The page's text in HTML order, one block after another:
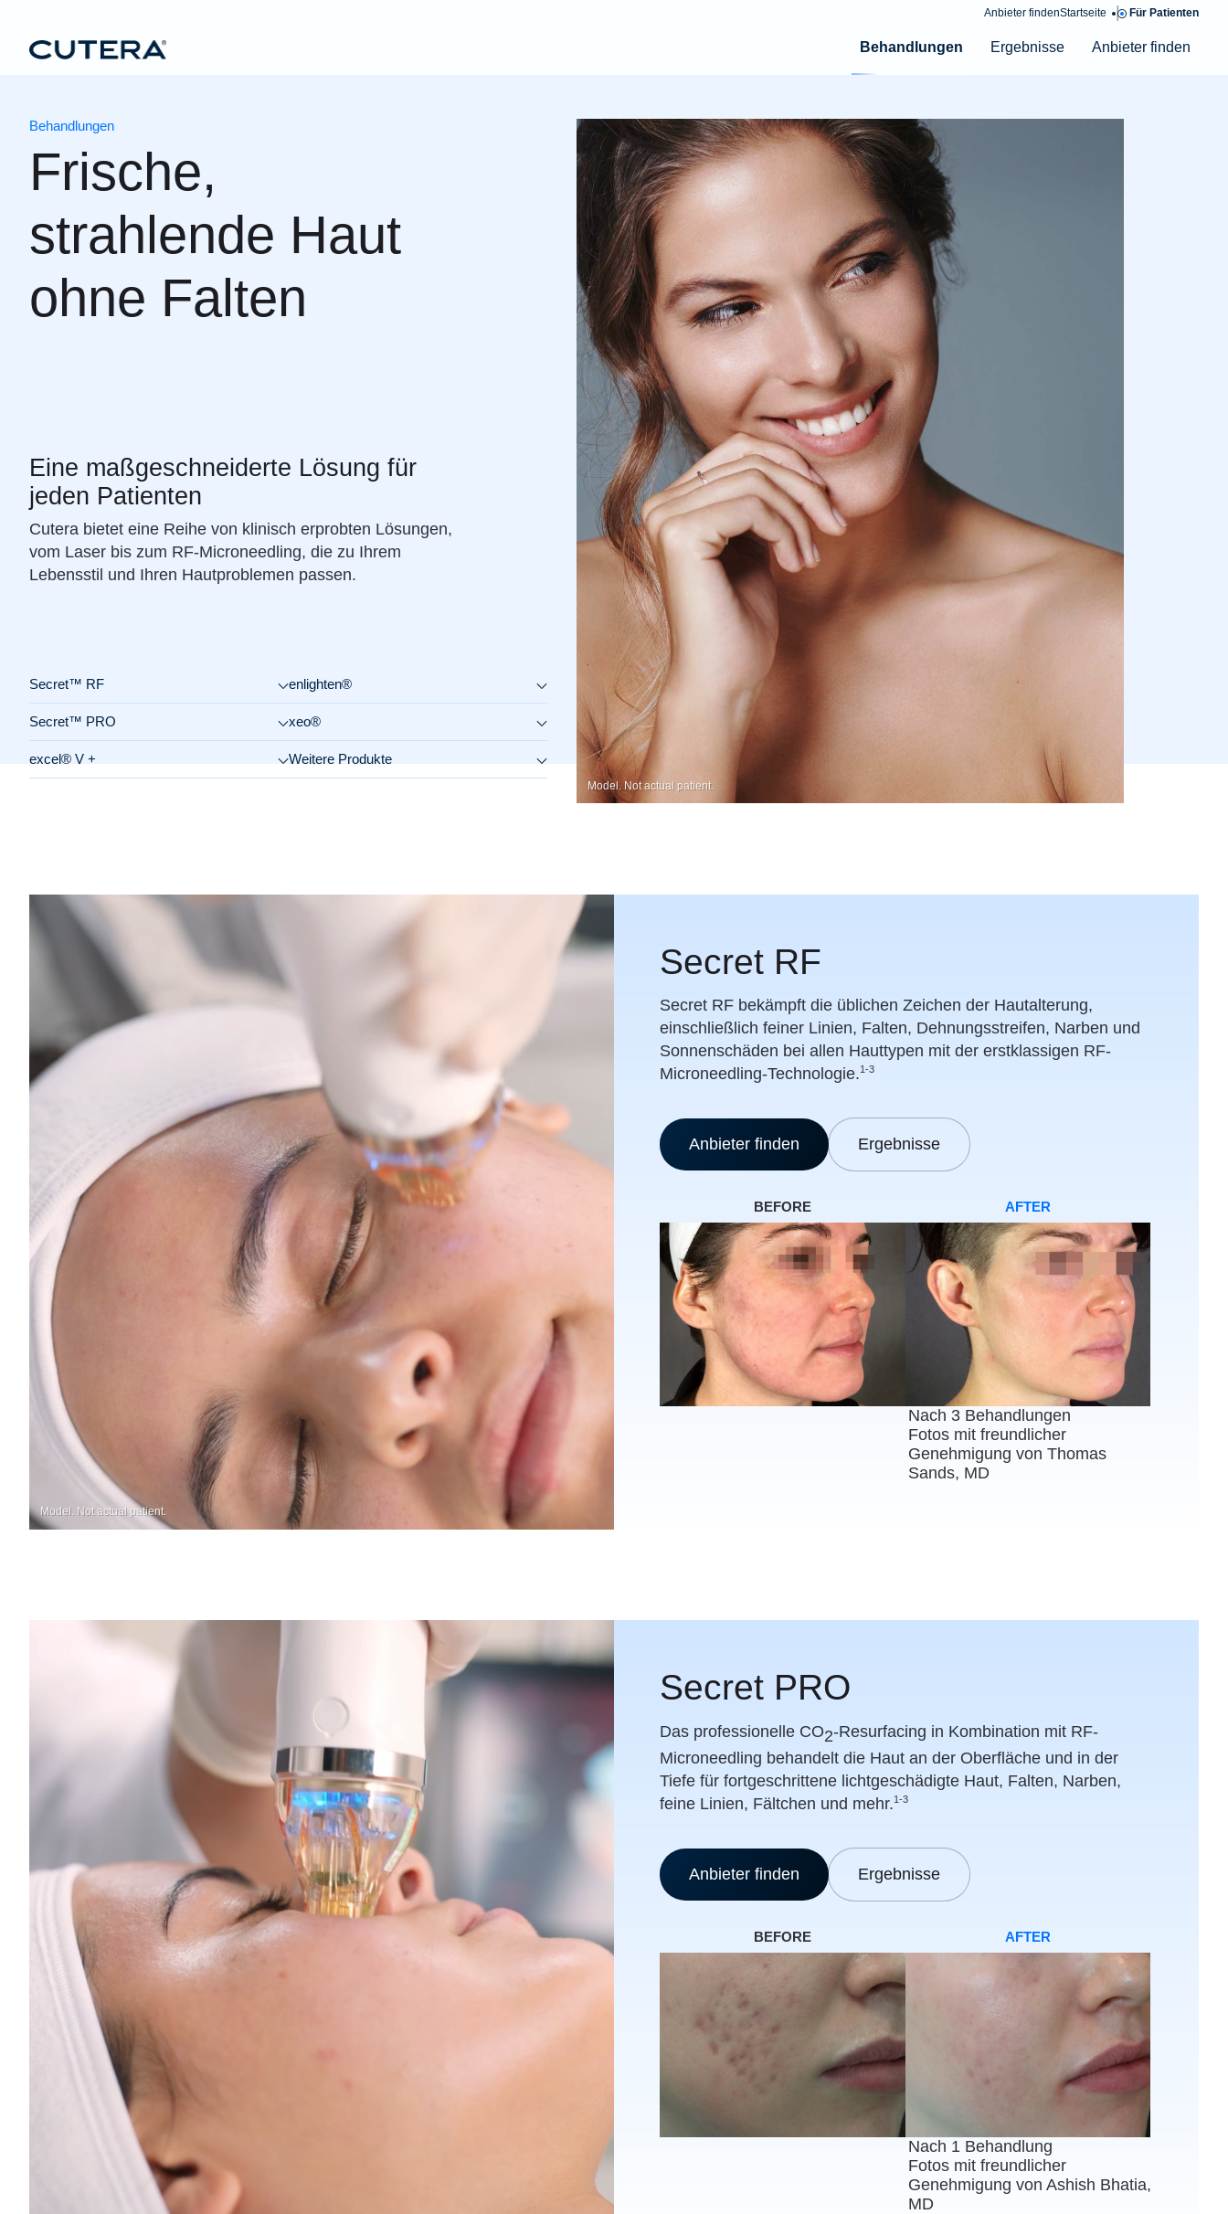
Anbieter findenStartseite | Für Patienten
Behandlungen Ergebnisse Anbieter finden
Behandlungen
Frische,
strahlende Haut
ohne Falten
Eine maßgeschneiderte Lösung für
jeden Patienten
Cutera bietet eine Reihe von klinisch erprobten Lösungen,
vom Laser bis zum RF-Microneedling, die zu Ihrem
Lebensstil und Ihren Hautproblemen passen.
Secret™ RF
Secret™ PRO
excel® V +
enlighten®
xeo®
Weitere Produkte
Model. Not actual patient.
Secret RF
Secret RF bekämpft die üblichen Zeichen der Hautalterung,
einschließlich feiner Linien, Falten, Dehnungsstreifen, Narben und
Sonnenschäden bei allen Hauttypen mit der erstklassigen RF-
Microneedling-Technologie.1-3
Anbieter finden Ergebnisse
BEFORE AFTER
Nach 3 Behandlungen
Fotos mit freundlicher
Genehmigung von Thomas
Sands, MD
Model. Not actual patient.
Secret PRO
Das professionelle CO2-Resurfacing in Kombination mit RF-
Microneedling behandelt die Haut an der Oberfläche und in der
Tiefe für fortgeschrittene lichtgeschädigte Haut, Falten, Narben,
feine Linien, Fältchen und mehr.1-3
Anbieter finden Ergebnisse
BEFORE AFTER
Nach 1 Behandlung
Fotos mit freundlicher
Genehmigung von Ashish Bhatia,
MD